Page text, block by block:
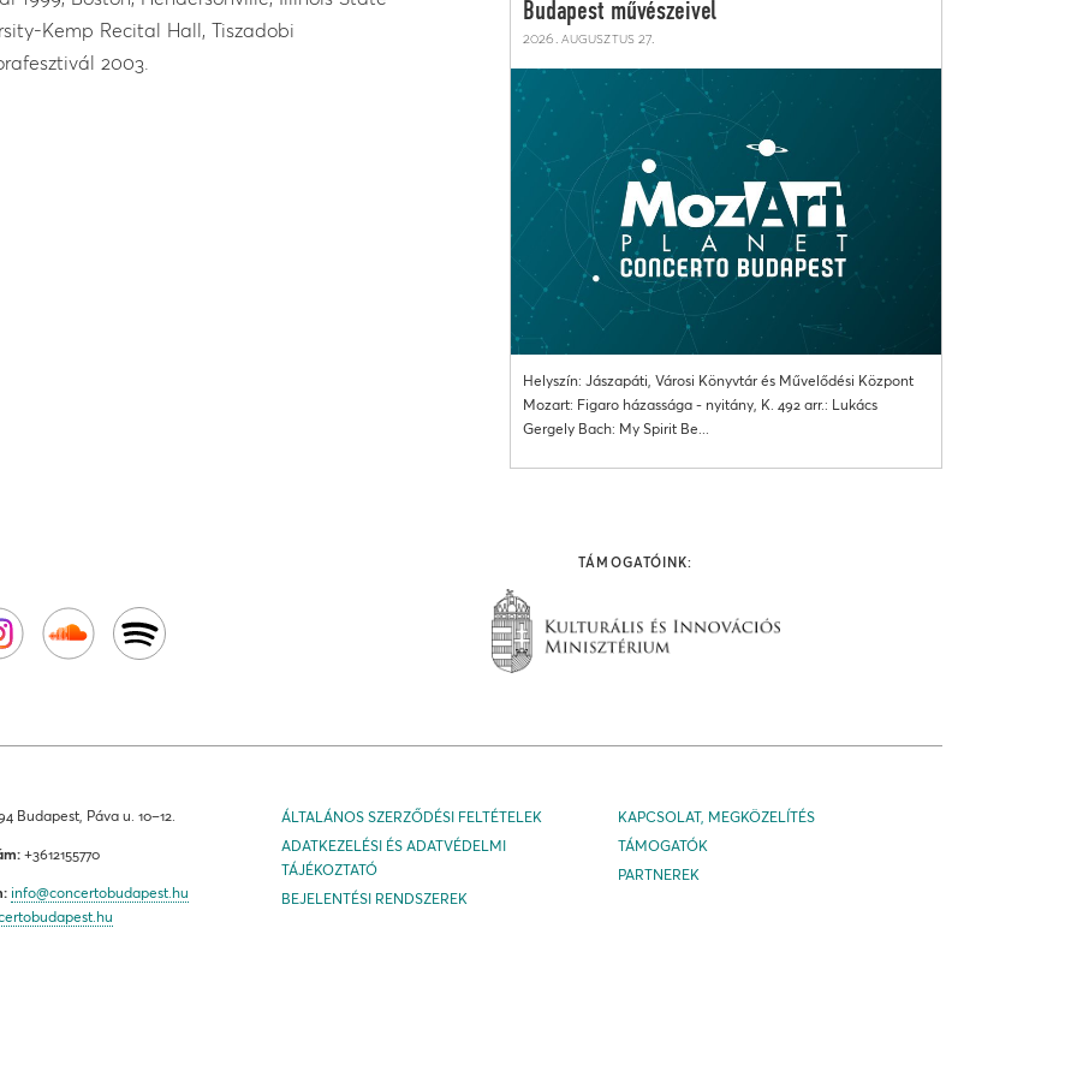
Kemp Recital Hall, Tiszadobi
2003.
Budapest művészeivel
2026. augusztus 27.
Helyszín: Jászapáti, Városi Könyvtár és Művelődési Központ
Mozart: Figaro házassága - nyitány, K. 492 arr.: Lukács
Gergely Bach: My Spirit Be...
TÁMOGATÓINK:
Budapest, Páva u. 10–12.
+3612155770
info@concertobudapest.hu
ÁLTALÁNOS SZERZŐDÉSI FELTÉTELEK
ADATKEZELÉSI ÉS ADATVÉDELMI
TÁJÉKOZTATÓ
BEJELENTÉSI RENDSZEREK
KAPCSOLAT, MEGKÖZELÍTÉS
TÁMOGATÓK
PARTNEREK